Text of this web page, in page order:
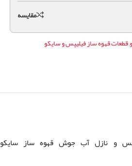
مقايسه
,قطعات قهوه ساز فیلیپس و سایکو
و نازل آب جوش قهوه ساز سایکو